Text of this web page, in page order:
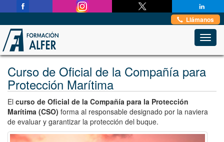
Llámanos
Curso de Oficial de la Compañía para
Protección Marítima
El curso de Oficial de la Compañía para la Protección
Marítima (CSO) forma al responsable designado por la naviera
de evaluar y garantizar la protección del buque.
Formación Marítima Profesional→
Oficial de la Compañía para Protección Marítima